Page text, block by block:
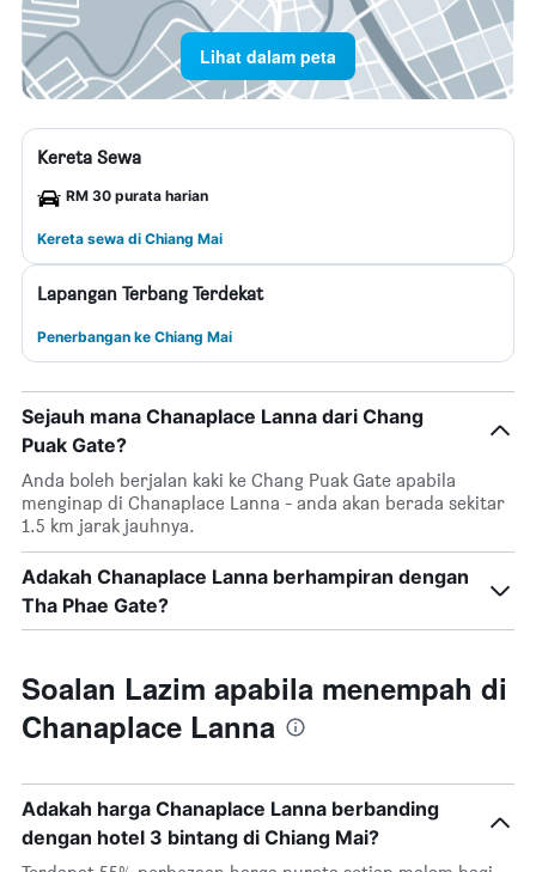
Lihat dalam peta
Kereta Sewa
RM 30 purata harian
Kereta sewa di Chiang Mai
Lapangan Terbang Terdekat
Penerbangan ke Chiang Mai
Sejauh mana Chanaplace Lanna dari Chang
Puak Gate?
Anda boleh berjalan kaki ke Chang Puak Gate apabila
menginap di Chanaplace Lanna - anda akan berada sekitar
1.5 km jarak jauhnya.
Adakah Chanaplace Lanna berhampiran dengan
Tha Phae Gate?
Soalan Lazim apabila menempah di
Chanaplace Lanna
Adakah harga Chanaplace Lanna berbanding
dengan hotel 3 bintang di Chiang Mai?